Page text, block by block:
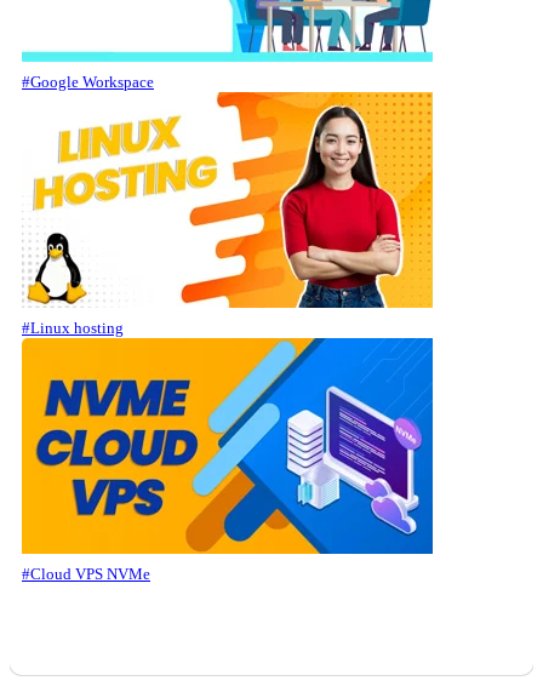
#Google Workspace
#Linux hosting
#Cloud VPS NVMe